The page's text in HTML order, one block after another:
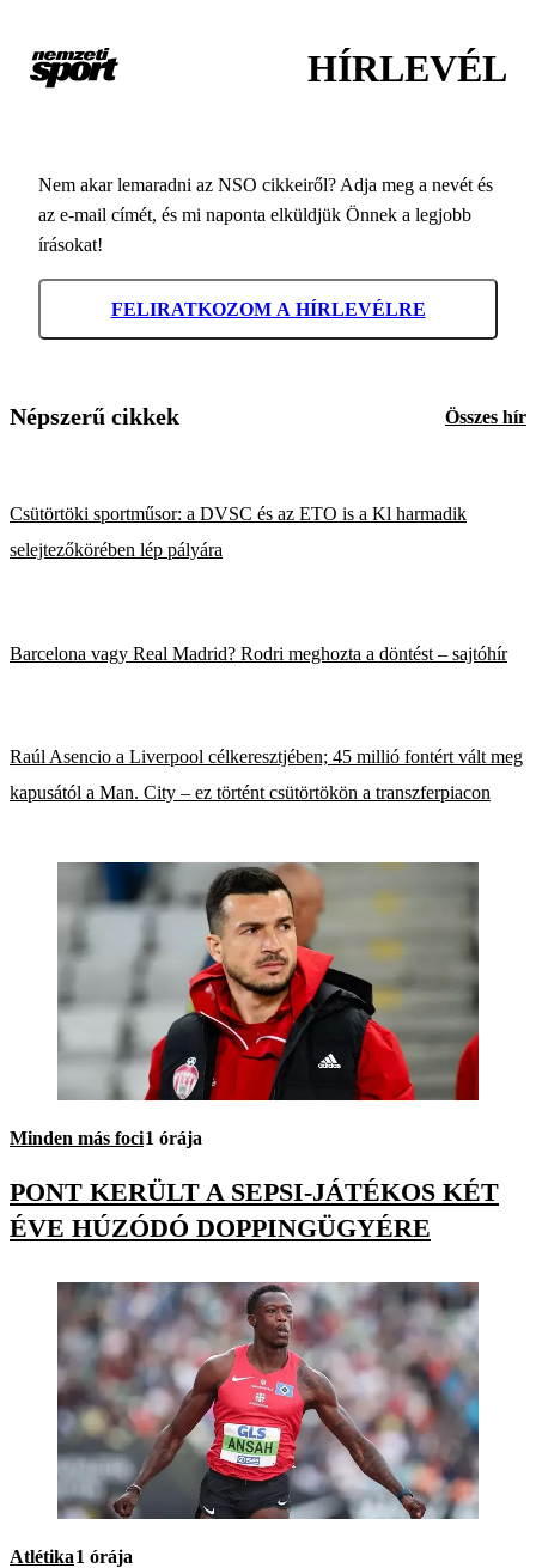
HÍRLEVÉL
Nem akar lemaradni az NSO cikkeiről? Adja meg a nevét és
az e-mail címét, és mi naponta elküldjük Önnek a legjobb
írásokat!
FELIRATKOZOM A HÍRLEVÉLRE
Népszerű cikkek Összes hír
Csütörtöki sportműsor: a DVSC és az ETO is a Kl harmadik
selejtezőkörében lép pályára
Barcelona vagy Real Madrid? Rodri meghozta a döntést – sajtóhír
Raúl Asencio a Liverpool célkeresztjében; 45 millió fontért vált meg
kapusától a Man. City – ez történt csütörtökön a transzferpiacon
Minden más foci1 órája
PONT KERÜLT A SEPSI-JÁTÉKOS KÉT
ÉVE HÚZÓDÓ DOPPINGÜGYÉRE
Atlétika1 órája